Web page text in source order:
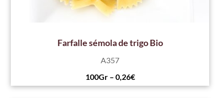
Farfalle sémola de trigo Bio
A357
100Gr – 0,26€